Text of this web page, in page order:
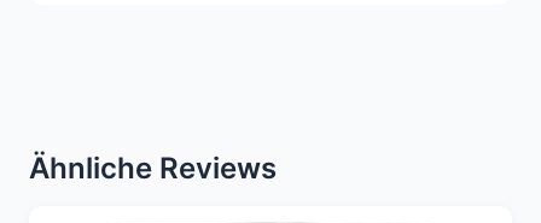
Ähnliche Reviews